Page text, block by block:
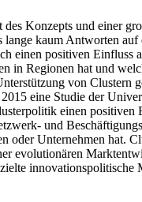
Konzepts und einer
lange kaum Antworten auf
einen positiven Einfluss
in Regionen hat und
von Clustern
eine Studie der
einen positiven
und
oder Unternehmen hat.
evolutionären
innovationspolitische